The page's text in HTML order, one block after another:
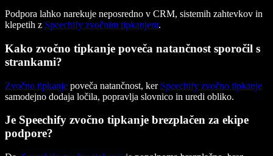
Podpora lahko narekuje neposredno v CRM, sistemih zahtevkov in
klepetih z Speechify zvočnim tipkanjem.
Kako zvočno tipkanje poveča natančnost sporočil s
strankami?
Zvočno tipkanje poveča natančnost, ker Speechify zvočno tipkanje
samodejno dodaja ločila, popravlja slovnico in uredi obliko.
Je Speechify zvočno tipkanje brezplačen za ekipe
podpore?